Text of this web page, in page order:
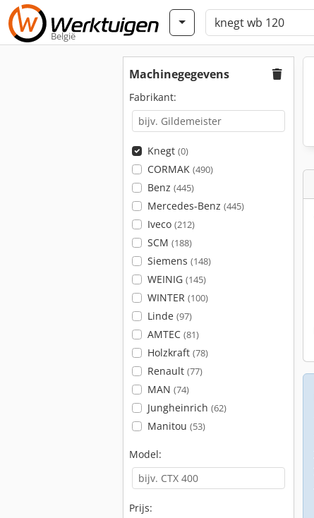
België
Machinegegevens
Fabrikant:
Knegt (0)
CORMAK (490)
Benz (445)
Mercedes-Benz (445)
Iveco (212)
SCM (188)
Siemens (148)
WEINIG (145)
WINTER (100)
Linde (97)
AMTEC (81)
Holzkraft (78)
Renault (77)
MAN (74)
Jungheinrich (62)
Manitou (53)
Model:
Prijs: